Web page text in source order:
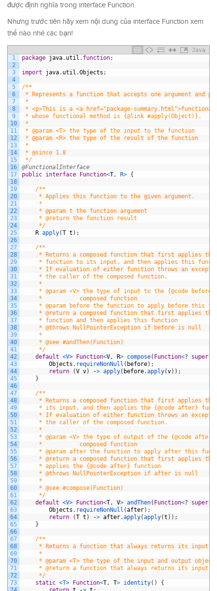
được định nghĩa trong interface Function.
Nhưng trước tiên hãy xem nội dung của interface Function xem
thế nào nhé các bạn!
Java
1
2
3
4
5
6
7
8
9
10
11
12
13
14
15
16
17
18
19
20
21
22
23
24
25
26
27
28
29
30
31
32
33
34
35
36
37
38
39
40
41
42
43
44
45
46
47
48
49
50
51
52
53
54
55
56
57
58
59
60
61
62
63
64
65
66
67
68
69
70
71
72
73
package java. util . function;
import java. util .Objects ;
/**
* Represents a function that accepts one argument and
*
* <p>This is a <a href="package-
* whose functional method is {@link #apply(Object)}.
*
* @param <T> the type of the input to the function
* @param <R> the type of the result of the function
*
* @since 1.8
*/
@FunctionalInterface
public interface Function<T , R> {
/**
* Applies this function to the given argument.
*
* @param t the function argument
* @return the function result
*/
R apply(T t ) ;
/**
* Returns a composed function that first applies the
* function to its input, and then applies this
* If evaluation of either function throws an
* the caller of the composed function.
*
* @param <V> the type of input to the {@code
*           composed function
* @param before the function to apply before this
* @return a composed function that first applies the
* function and then applies this function
* @throws NullPointerException if before is null
*
* @see #andThen(Function)
*/
default <V> Function<V , R> compose( Function<? super
Objects . requireNonNull ( before) ;
return
(V v) -> apply( before.apply(v) ) ;
}
/**
* Returns a composed function that first applies
* its input, and then applies the {@code after}
* If evaluation of either function throws an
* the caller of the composed function.
*
* @param <V> the type of output of the {@code
*           composed function
* @param after the function to apply after this
* @return a composed function that first applies this
* applies the {@code after} function
* @throws NullPointerException if after is null
*
* @see #compose(Function)
*/
default <V> Function<T , V> andThen( Function<? super
Objects . requireNonNull (after) ;
return
(T t ) -> after.apply(apply(t ) ) ;
}
/**
* Returns a function that always returns its input
*
* @param <T> the type of the input and output
* @return a function that always returns its input
*/
static <T> Function<T , T> identity( )
{